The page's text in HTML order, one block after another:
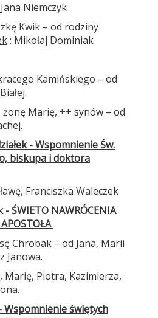
Niemczyk
Kwik – od rodziny
: Mikołaj Dominiak
Kamińskiego – od
żonę Marię, ++ synów – od
- Wspomnienie Św.
biskupa i doktora
Franciszka Waleczek
ŚWIETO NAWRÓCENIA
Chrobak – od Jana, Marii
Janowa.
Marię, Piotra, Kazimierza,
Wspomnienie świętych